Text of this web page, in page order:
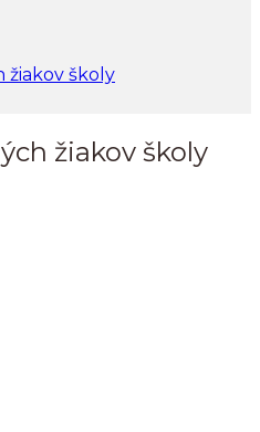
žiakov školy
žiakov školy